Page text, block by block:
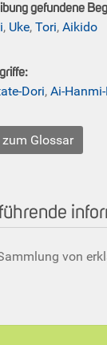
gefundene
, Uke, Tori, Aikido
Dori, Ai-
Glossar
von